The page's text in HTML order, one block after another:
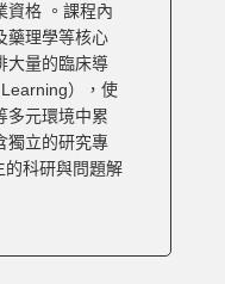
資格 。課程內
藥理學等核心
大量的臨床導
），使
多元環境中累
獨立的研究專
科研與問題解